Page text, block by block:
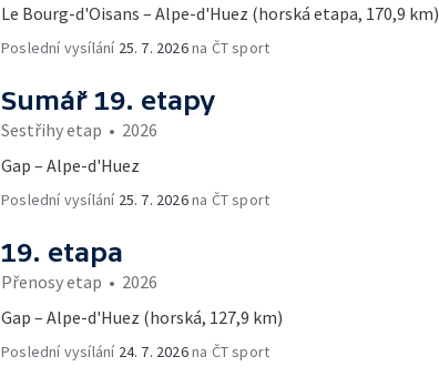
Le Bourg-d'Oisans – Alpe-d'Huez (horská etapa, 170,9 km)
Poslední vysílání 25. 7. 2026na ČT sport
Sumář 19. etapy
Sestřihy etap • 2026
Gap – Alpe-d'Huez
Poslední vysílání 25. 7. 2026na ČT sport
19. etapa
Přenosy etap • 2026
Gap – Alpe-d'Huez (horská, 127,9 km)
Poslední vysílání 24. 7. 2026na ČT sport